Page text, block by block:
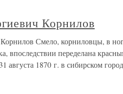
Корнилов
Корнилов Смело, корниловцы, в
впоследствии переделана
августа 1870 г. в сибирском